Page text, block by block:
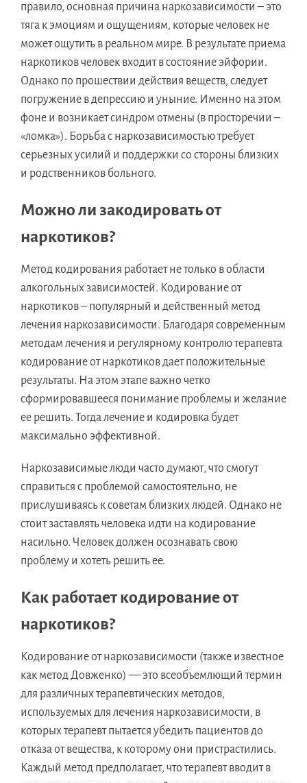
правило, основная причина наркозависимости – это
тяга к эмоциям и ощущениям, которые человек не
может ощутить в реальном мире. В результате приема
наркотиков человек входит в состояние эйфории.
Однако по прошествии действия веществ, следует
погружение в депрессию и уныние. Именно на этом
фоне и возникает синдром отмены (в просторечии –
«ломка»). Борьба с наркозависимостью требует
серьезных усилий и поддержки со стороны близких
и родственников больного.
Можно ли закодировать от
наркотиков?
Метод кодирования работает не только в области
алкогольных зависимостей. Кодирование от
наркотиков – популярный и действенный метод
лечения наркозависимости. Благодаря современным
методам лечения и регулярному контролю терапевта
кодирование от наркотиков дает положительные
результаты. На этом этапе важно четко
сформировавшееся понимание проблемы и желание
ее решить. Тогда лечение и кодировка будет
максимально эффективной.
Наркозависимые люди часто думают, что смогут
справиться с проблемой самостоятельно, не
прислушиваясь к советам близких людей. Однако не
стоит заставлять человека идти на кодирование
насильно. Человек должен осознавать свою
проблему и хотеть решить ее.
Как работает кодирование от
наркотиков?
Кодирование от наркозависимости (также известное
как метод Довженко) — это всеобъемлющий термин
для различных терапевтических методов,
используемых для лечения наркозависимости, в
которых терапевт пытается убедить пациентов до
отказа от вещества, к которому они пристрастились.
Каждый метод предполагает, что терапевт вводит в